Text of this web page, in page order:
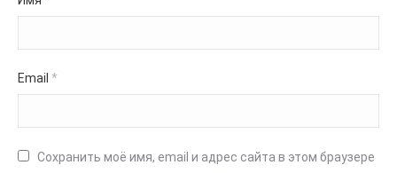
Email *
Сохранить моё имя, email и адрес сайта в этом браузере